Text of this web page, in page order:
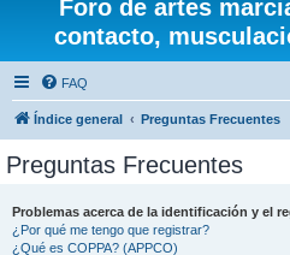
Foro de artes
contacto,
FAQ
Índice general Preguntas Frecuentes
Preguntas Frecuentes
Problemas acerca de la identificación y el
¿Por qué me tengo que registrar?
¿Qué es COPPA? (APPCO)